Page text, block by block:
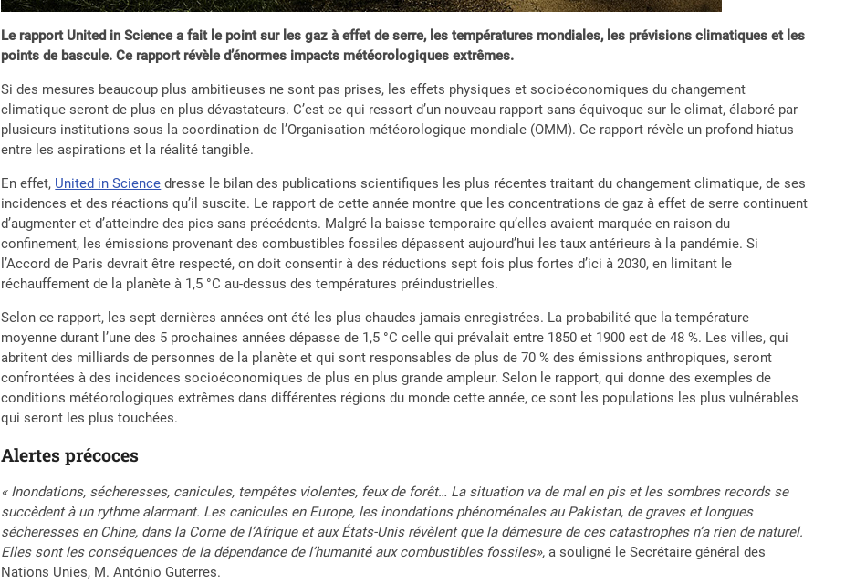
Le rapport United in Science a fait le point sur les gaz à effet de serre, les températures mondiales, les prévisions climatiques et les
points de bascule. Ce rapport révèle d’énormes impacts météorologiques extrêmes.
Si des mesures beaucoup plus ambitieuses ne sont pas prises, les effets physiques et socioéconomiques du changement
climatique seront de plus en plus dévastateurs. C’est ce qui ressort d’un nouveau rapport sans équivoque sur le climat, élaboré par
plusieurs institutions sous la coordination de l’Organisation météorologique mondiale (OMM). Ce rapport révèle un profond hiatus
entre les aspirations et la réalité tangible.
En effet, United in Science dresse le bilan des publications scientifiques les plus récentes traitant du changement climatique, de ses
incidences et des réactions qu’il suscite. Le rapport de cette année montre que les concentrations de gaz à effet de serre continuent
d’augmenter et d’atteindre des pics sans précédents. Malgré la baisse temporaire qu’elles avaient marquée en raison du
confinement, les émissions provenant des combustibles fossiles dépassent aujourd’hui les taux antérieurs à la pandémie. Si
l’Accord de Paris devrait être respecté, on doit consentir à des réductions sept fois plus fortes d’ici à 2030, en limitant le
réchauffement de la planète à 1,5 °C au-dessus des températures préindustrielles.
Selon ce rapport, les sept dernières années ont été les plus chaudes jamais enregistrées. La probabilité que la température
moyenne durant l’une des 5 prochaines années dépasse de 1,5 °C celle qui prévalait entre 1850 et 1900 est de 48 %. Les villes, qui
abritent des milliards de personnes de la planète et qui sont responsables de plus de 70 % des émissions anthropiques, seront
confrontées à des incidences socioéconomiques de plus en plus grande ampleur. Selon le rapport, qui donne des exemples de
conditions météorologiques extrêmes dans différentes régions du monde cette année, ce sont les populations les plus vulnérables
qui seront les plus touchées.
Alertes précoces
« Inondations, sécheresses, canicules, tempêtes violentes, feux de forêt… La situation va de mal en pis et les sombres records se
succèdent à un rythme alarmant. Les canicules en Europe, les inondations phénoménales au Pakistan, de graves et longues
sécheresses en Chine, dans la Corne de l’Afrique et aux États-Unis révèlent que la démesure de ces catastrophes n’a rien de naturel.
Elles sont les conséquences de la dépendance de l’humanité aux combustibles fossiles»,a souligné le Secrétaire général des
Nations Unies, M. António Guterres.